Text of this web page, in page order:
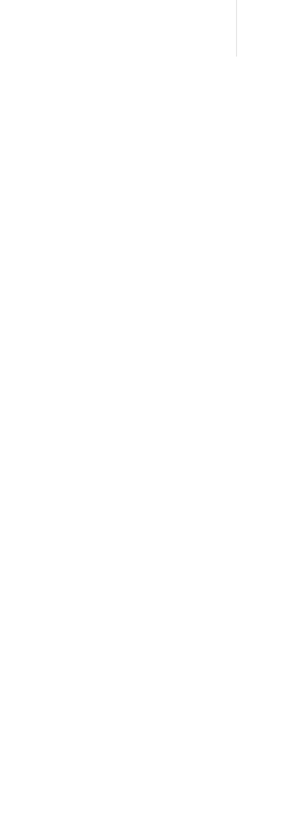
Du som är Menigo-